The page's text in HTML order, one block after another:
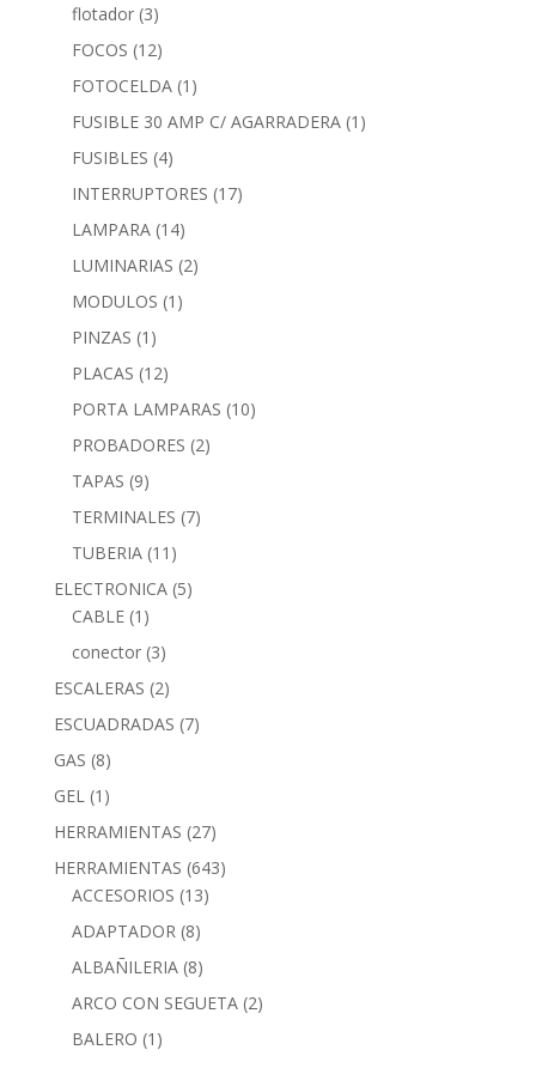
flotador (3)
FOCOS (12)
FOTOCELDA (1)
FUSIBLE 30 AMP C/ AGARRADERA (1)
FUSIBLES (4)
INTERRUPTORES (17)
LAMPARA (14)
LUMINARIAS (2)
MODULOS (1)
PINZAS (1)
PLACAS (12)
PORTA LAMPARAS (10)
PROBADORES (2)
TAPAS (9)
TERMINALES (7)
TUBERIA (11)
ELECTRONICA (5)
CABLE (1)
conector (3)
ESCALERAS (2)
ESCUADRADAS (7)
GAS (8)
GEL (1)
HERRAMIENTAS (27)
HERRAMIENTAS (643)
ACCESORIOS (13)
ADAPTADOR (8)
ALBAÑILERIA (8)
ARCO CON SEGUETA (2)
BALERO (1)